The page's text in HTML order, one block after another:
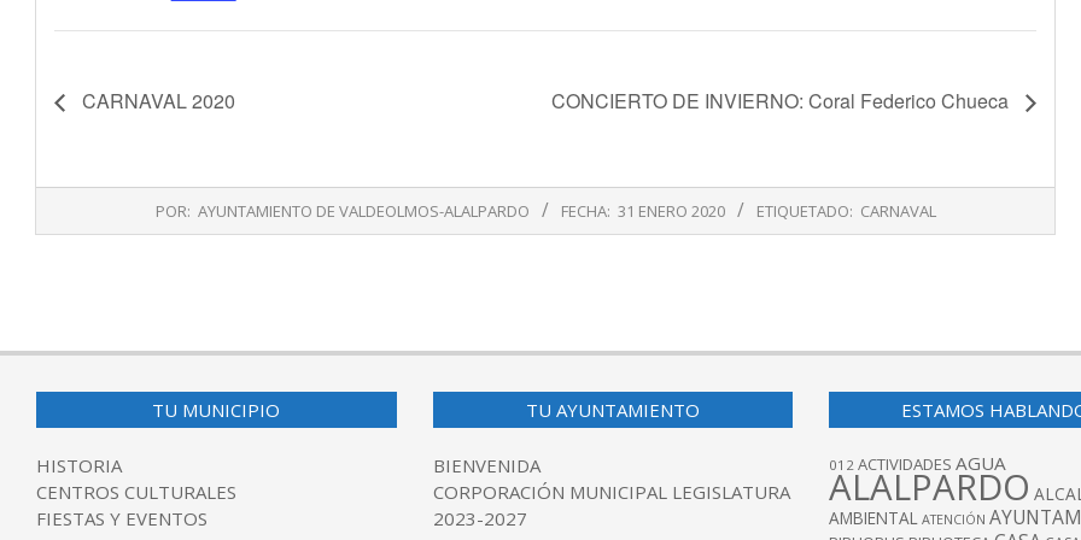
CARNAVAL 2020 CONCIERTO DE INVIERNO: Coral Federico Chueca
POR: AYUNTAMIENTO DE VALDEOLMOS-ALALPARDO FECHA: 31 ENERO 2020 ETIQUETADO: CARNAVAL
TU MUNICIPIO
HISTORIA
CENTROS CULTURALES
FIESTAS Y EVENTOS
TU AYUNTAMIENTO
BIENVENIDA
CORPORACIÓN MUNICIPAL LEGISLATURA
2023-2027
ESTAMOS
012 ACTIVIDADES AGUA
ALALPARDO
AMBIENTAL ATENCIÓN